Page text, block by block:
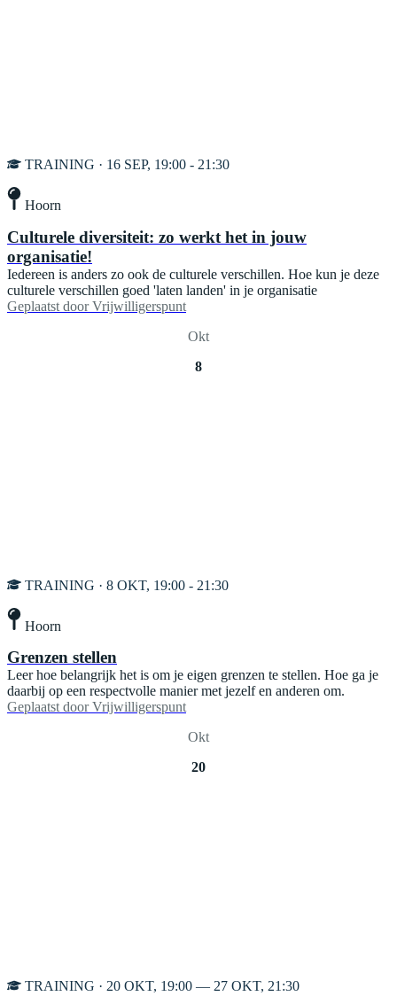
TRAINING · 16 SEP, 19:00 - 21:30
Hoorn
Culturele diversiteit: zo werkt het in jouw
organisatie!
Iedereen is anders zo ook de culturele verschillen. Hoe kun je deze
culturele verschillen goed 'laten landen' in je organisatie
Geplaatst door Vrijwilligerspunt
Okt
8
TRAINING · 8 OKT, 19:00 - 21:30
Hoorn
Grenzen stellen
Leer hoe belangrijk het is om je eigen grenzen te stellen. Hoe ga je
daarbij op een respectvolle manier met jezelf en anderen om.
Geplaatst door Vrijwilligerspunt
Okt
20
TRAINING · 20 OKT, 19:00 — 27 OKT, 21:30